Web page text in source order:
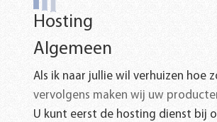
Hosting
Algemeen
Als ik naar jullie wil verhuizen hoe
vervolgens maken wij uw
U kunt eerst de hosting dienst bij